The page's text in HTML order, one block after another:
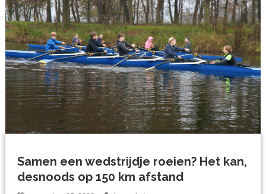
Samen een wedstrijdje roeien? Het kan,
desnoods op 150 km afstand